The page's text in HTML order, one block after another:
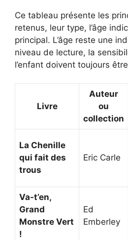
Ce tableau présente les
retenus, leur type, l’âge
principal. L’âge reste une
niveau de lecture, la
l’enfant doivent toujours
Livre
Auteur
ou
collection
La Chenille
qui fait des
trous
Eric Carle
Va-t’en,
Grand
Monstre Vert
!
Ed
Emberley